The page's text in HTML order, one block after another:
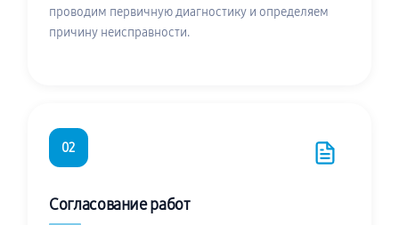
проводим первичную диагностику и определяем
причину неисправности.
02
Согласование работ